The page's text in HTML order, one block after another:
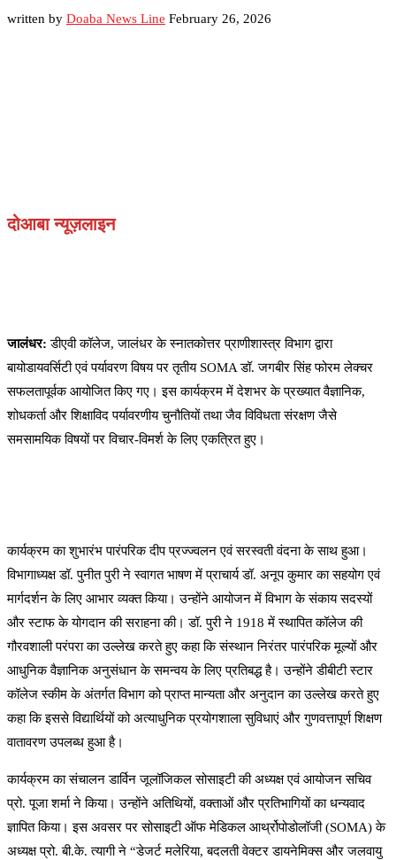
written by Doaba News Line February 26, 2026
दोआबा न्यूज़लाइन
जालंधर: डीएवी कॉलेज, जालंधर के स्नातकोत्तर प्राणीशास्त्र विभाग द्वारा
बायोडायवर्सिटी एवं पर्यावरण विषय पर तृतीय SOMA डॉ. जगबीर सिंह फोरम लेक्चर
सफलतापूर्वक आयोजित किए गए। इस कार्यक्रम में देशभर के प्रख्यात वैज्ञानिक,
शोधकर्ता और शिक्षाविद पर्यावरणीय चुनौतियों तथा जैव विविधता संरक्षण जैसे
समसामयिक विषयों पर विचार-विमर्श के लिए एकत्रित हुए।
कार्यक्रम का शुभारंभ पारंपरिक दीप प्रज्ज्वलन एवं सरस्वती वंदना के साथ हुआ।
विभागाध्यक्ष डॉ. पुनीत पुरी ने स्वागत भाषण में प्राचार्य डॉ. अनूप कुमार का सहयोग एवं
मार्गदर्शन के लिए आभार व्यक्त किया। उन्होंने आयोजन में विभाग के संकाय सदस्यों
और स्टाफ के योगदान की सराहना की। डॉ. पुरी ने 1918 में स्थापित कॉलेज की
गौरवशाली परंपरा का उल्लेख करते हुए कहा कि संस्थान निरंतर पारंपरिक मूल्यों और
आधुनिक वैज्ञानिक अनुसंधान के समन्वय के लिए प्रतिबद्ध है। उन्होंने डीबीटी स्टार
कॉलेज स्कीम के अंतर्गत विभाग को प्राप्त मान्यता और अनुदान का उल्लेख करते हुए
कहा कि इससे विद्यार्थियों को अत्याधुनिक प्रयोगशाला सुविधाएं और गुणवत्तापूर्ण शिक्षण
वातावरण उपलब्ध हुआ है।
कार्यक्रम का संचालन डार्विन जूलॉजिकल सोसाइटी की अध्यक्ष एवं आयोजन सचिव
प्रो. पूजा शर्मा ने किया। उन्होंने अतिथियों, वक्ताओं और प्रतिभागियों का धन्यवाद
ज्ञापित किया। इस अवसर पर सोसाइटी ऑफ मेडिकल आर्थ्रोपोडोलॉजी (SOMA) के
अध्यक्ष प्रो. बी.के. त्यागी ने “डेजर्ट मलेरिया, बदलती वेक्टर डायनेमिक्स और जलवायु